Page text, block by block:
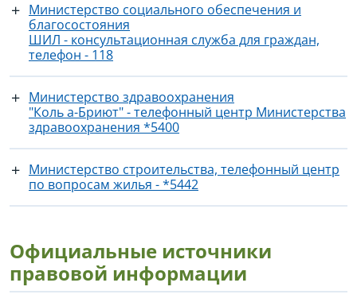
Министерство социального обеспечения и
благосостояния
ШИЛ - консультационная служба для граждан,
телефон - 118
Министерство здравоохранения
"Коль а-Бриют" - телефонный центр Министерства
здравоохранения *5400
Министерство строительства, телефонный центр
по вопросам жилья - *5442
Официальные источники
правовой информации